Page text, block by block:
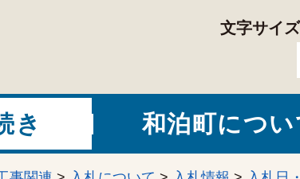
文字サイ
き 和泊町につい